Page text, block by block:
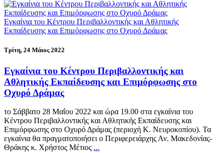
Εγκαίνια του Κέντρου Περιβαλλοντικής και Αθλητικής
Εκπαίδευσης και Επιμόρφωσης στο Οχυρό Δράμας
Τρίτη, 24 Μάιος 2022
Εγκαίνια του Κέντρου Περιβαλλοντικής και
Αθλητικής Εκπαίδευσης και Επιμόρφωσης στο
Οχυρό Δράμας
το Σάββατο 28 Μαΐου 2022 και ώρα 19.00 στα εγκαίνια του
Κέντρου Περιβαλλοντικής και Αθλητικής Εκπαίδευσης και
Επιμόρφωσης στο Οχυρό Δράμας (περιοχή Κ. Νευροκοπίου). Τα
εγκαίνια θα πραγματοποιήσει ο Περιφερειάρχης Αν. Μακεδονίας-
Θράκης κ. Χρήστος Μέτιος ...